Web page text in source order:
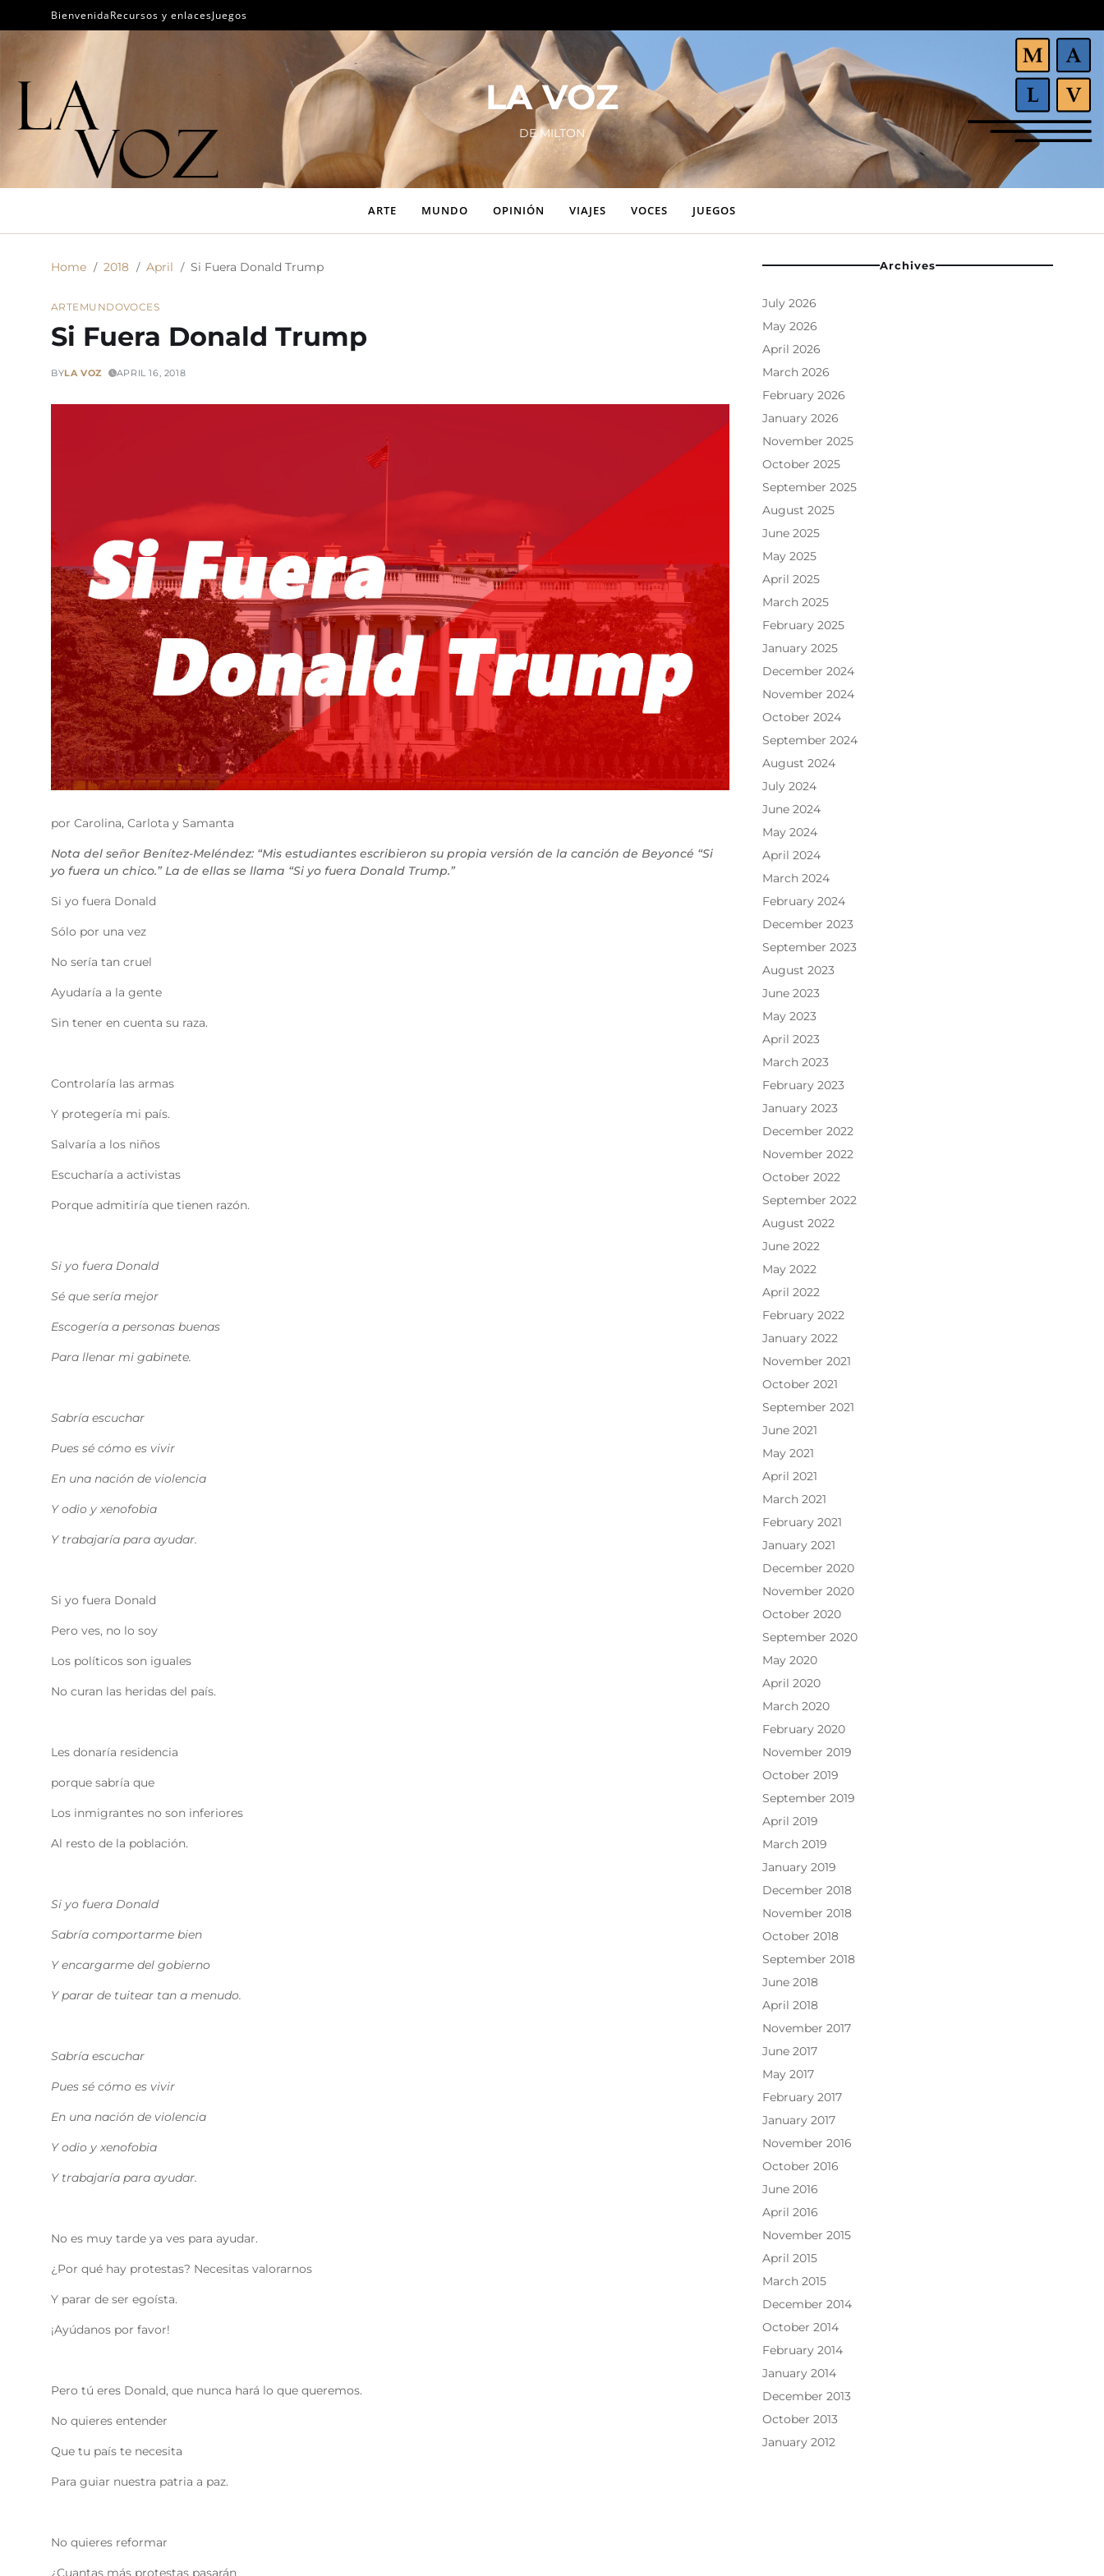
BienvenidaRecursos y enlacesJuegos
LA VOZ
DE MILTON
ARTE MUNDO OPINIÓN VIAJES VOCES JUEGOS
Home 2018 April Si Fuera Donald Trump
ARTEMUNDOVOCES
Si Fuera Donald Trump
BYLA VOZ APRIL 16, 2018
por Carolina, Carlota y Samanta
Nota del señor Benítez-Meléndez: “Mis estudiantes escribieron su propia versión de la canción de Beyoncé “Si
yo fuera un chico.” La de ellas se llama “Si yo fuera Donald Trump.”
Si yo fuera Donald
Sólo por una vez
No sería tan cruel
Ayudaría a la gente
Sin tener en cuenta su raza.
Controlaría las armas
Y protegería mi país.
Salvaría a los niños
Escucharía a activistas
Porque admitiría que tienen razón.
Si yo fuera Donald
Sé que sería mejor
Escogería a personas buenas
Para llenar mi gabinete.
Sabría escuchar
Pues sé cómo es vivir
En una nación de violencia
Y odio y xenofobia
Y trabajaría para ayudar.
Si yo fuera Donald
Pero ves, no lo soy
Los políticos son iguales
No curan las heridas del país.
Les donaría residencia
porque sabría que
Los inmigrantes no son inferiores
Al resto de la población.
Si yo fuera Donald
Sabría comportarme bien
Y encargarme del gobierno
Y parar de tuitear tan a menudo.
Sabría escuchar
Pues sé cómo es vivir
En una nación de violencia
Y odio y xenofobia
Y trabajaría para ayudar.
No es muy tarde ya ves para ayudar.
¿Por qué hay protestas? Necesitas valorarnos
Y parar de ser egoísta.
¡Ayúdanos por favor!
Pero tú eres Donald, que nunca hará lo que queremos.
No quieres entender
Que tu país te necesita
Para guiar nuestra patria a paz.
No quieres reformar
¿Cuantas más protestas pasarán
Archives
July 2026
May 2026
April 2026
March 2026
February 2026
January 2026
November 2025
October 2025
September 2025
August 2025
June 2025
May 2025
April 2025
March 2025
February 2025
January 2025
December 2024
November 2024
October 2024
September 2024
August 2024
July 2024
June 2024
May 2024
April 2024
March 2024
February 2024
December 2023
September 2023
August 2023
June 2023
May 2023
April 2023
March 2023
February 2023
January 2023
December 2022
November 2022
October 2022
September 2022
August 2022
June 2022
May 2022
April 2022
February 2022
January 2022
November 2021
October 2021
September 2021
June 2021
May 2021
April 2021
March 2021
February 2021
January 2021
December 2020
November 2020
October 2020
September 2020
May 2020
April 2020
March 2020
February 2020
November 2019
October 2019
September 2019
April 2019
March 2019
January 2019
December 2018
November 2018
October 2018
September 2018
June 2018
April 2018
November 2017
June 2017
May 2017
February 2017
January 2017
November 2016
October 2016
June 2016
April 2016
November 2015
April 2015
March 2015
December 2014
October 2014
February 2014
January 2014
December 2013
October 2013
January 2012